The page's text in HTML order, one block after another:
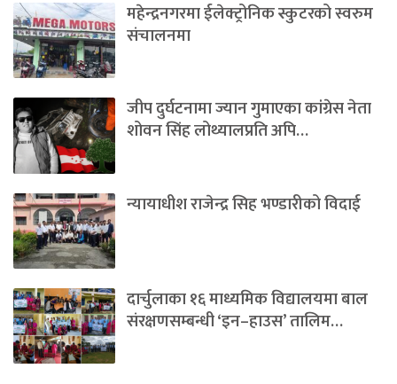
महेन्द्रनगरमा ईलेक्ट्रोनिक स्कुटरको स्वरुम
संचालनमा
जीप दुर्घटनामा ज्यान गुमाएका कांग्रेस नेता
शोवन सिंह लोथ्यालप्रति अपि…
न्यायाधीश राजेन्द्र सिह भण्डारीको विदाई
दार्चुलाका १६ माध्यमिक विद्यालयमा बाल
संरक्षणसम्बन्धी ‘इन–हाउस’ तालिम…